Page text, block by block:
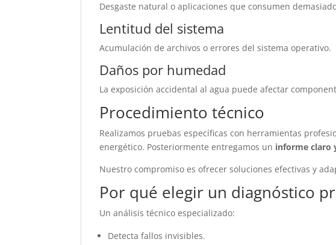
Desgaste natural o aplicaciones que consumen
Lentitud del sistema
Acumulación de archivos o errores del sistema operativo.
Daños por humedad
La exposición accidental al agua puede afectar
Procedimiento técnico
Realizamos pruebas específicas con herramientas
energético. Posteriormente entregamos un informe claro
Nuestro compromiso es ofrecer soluciones efectivas y
Por qué elegir un diagnóstico
Un análisis técnico especializado:
Detecta fallos invisibles.